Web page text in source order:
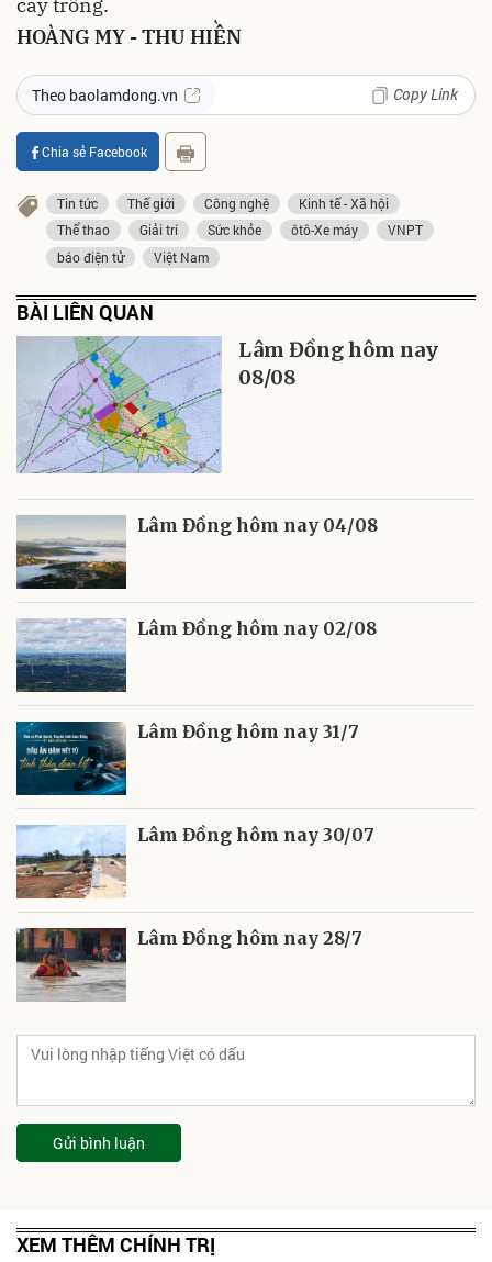
HOÀNG MY - THU HIỀN
Theo baolamdong.vn Copy Link
Chia sẻ Facebook
Tin tức Thế giới Công nghệ
Kinh tế - Xã hội
Thể thao
Giải trí Sức khỏe ôtô-Xe máy
VNPT
báo điện tử
Việt Nam
BÀI LIÊN QUAN
Lâm Đồng hôm nay
08/08
Lâm Đồng hôm nay 04/08
Lâm Đồng hôm nay 02/08
Lâm Đồng hôm nay 31/7
Lâm Đồng hôm nay 30/07
Lâm Đồng hôm nay 28/7
Gửi bình luận
XEM THÊM CHÍNH TRỊ